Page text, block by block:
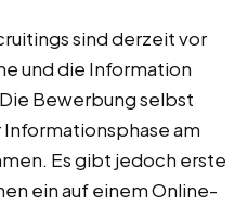
sind derzeit vor
und die Information
Bewerbung selbst
Informationsphase am
Es gibt jedoch erste
ein auf einem Online-